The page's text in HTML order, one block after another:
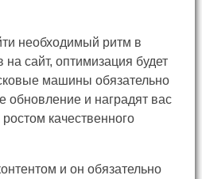
необходимый ритм в
сайт, оптимизация будет
машины обязательно
обновление и наградят вас
качественного
и он обязательно